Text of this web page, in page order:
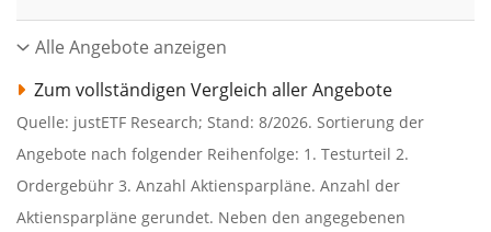
Alle Angebote anzeigen
Zum vollständigen Vergleich aller Angebote
Quelle: justETF Research; Stand: 8/2026. Sortierung der
Angebote nach folgender Reihenfolge: 1. Testurteil 2.
Ordergebühr 3. Anzahl Aktiensparpläne. Anzahl der
Aktiensparpläne gerundet. Neben den angegebenen